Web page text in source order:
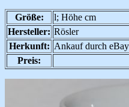
Größe:
l; Höhe cm
Hersteller: Rösler
Herkunft: Ankauf durch
Preis: